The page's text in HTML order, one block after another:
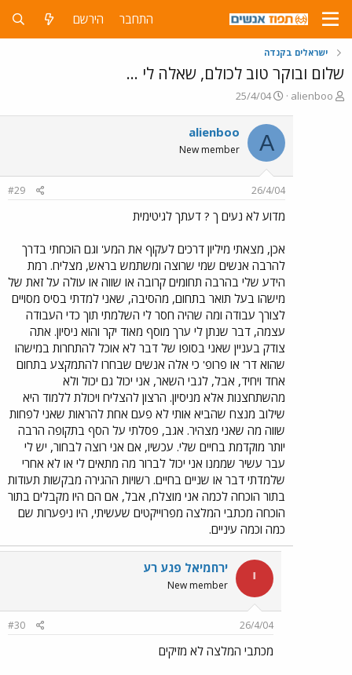
התחבר הירשם
ישראלים בקנדה
שלום ובוקר טוב לכולם, שאלה לי ...
פ
alienboo
פ
ר
ס
ם
ב
א
י
25/4/04
A
alienboo
New member
26/4/04
#29
מדוע לא נעים ך ? דעתך לגיטימית
אכן, מצאתי מיליון דרכים לעקוף את המע' וגם הוכחתי בדרך
להרבה אנשים שמי שרוצה ומשתמש בראש, מצליח. רמת
הידע שלי בהרבה תחומים קרובה או שווה או עולה על זאת של
מישהו בעל תואר בתחום, מהסיבה, שאני למדתי בסיס מסויים
לצורך עבודה ומה שהיה חסר לי השלמתי תוך כדי העבודה
עצמה, דבר שנתן לי ערך מוסף מאוד יקר והוא ניסיון. אתה
צודק בעניין שאני בסופו של דבר לא אוכל להתחרות במישהו
שהוא דר' או פרופ' כי אלה אנשים שבחרו להתמקצע בתחום
אחד ויחיד, אבל, לגבי השאר, אני יכול גם יכול ולא
מהשתחצנות אלא מניסיון. הרצון להצליח ויכולת ללמוד היא
שילוב מנצח שהביא אותי לא פעם אחת להראות שאני לפחות
שווה מה שאני מצהיר. אגב, פסלתי על הסף בתקופה הרבה
יותר מוקדמת בחיים שלי. עכשיו, אם אני רוצה לבחור, יש לי
עבר עשיר שממנו אני יכול לברור מה מתאים לי או לא אחרי
שלמדתי דבר או שניים בחיים. רשויות ההגירה מבקשות תעודות
בתור הוכחה לכמה אני מוצלח, אבל, אם הם היו מקבלים בתור
הוכחה מכתבי המלצה מפרוייקטים שעשיתי, היו ניפערות שם
כמה וכמה עיניים.
י ירחמיאל פגע רע
New member
26/4/04
#30
מכתבי המלצה לא מזיקים